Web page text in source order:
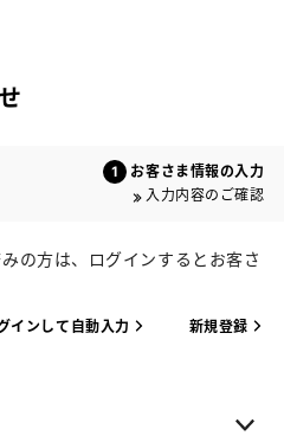
お客さま情報の入力
入力内容のご確認
みの方は、ログインするとお客さ
インして自動入力 新規登録